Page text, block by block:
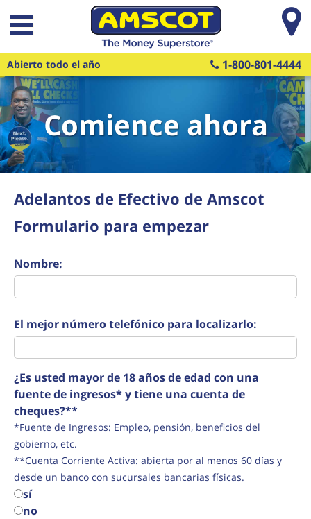
Saltar al contenido principal
Abierto todo el año 1-800-801-4444
Comience ahora
Adelantos de Efectivo de Amscot
Formulario para empezar
Nombre:
El mejor número telefónico para localizarlo:
¿Es usted mayor de 18 años de edad con una
fuente de ingresos* y tiene una cuenta de
cheques?**
*Fuente de Ingresos: Empleo, pensión, beneficios del
gobierno, etc.
**Cuenta Corriente Activa: abierta por al menos 60 días y
desde un banco con sucursales bancarias físicas.
sí
no